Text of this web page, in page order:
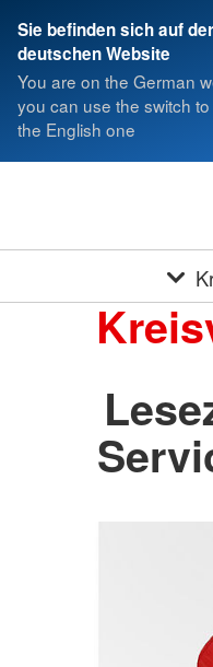
Sie befinden sich auf der
deutschen Website
You are on the German
you can use the switch
the English one